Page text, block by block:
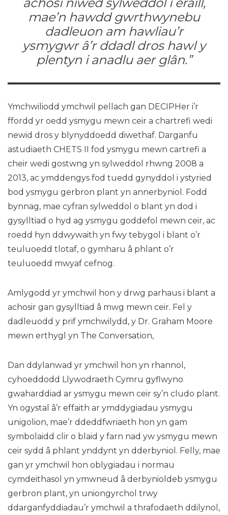
mae’n hawdd gwrthwynebu
dadleuon am hawliau’r
ysmygwr â’r ddadl dros hawl y
plentyn i anadlu aer glân.”
Ymchwiliodd ymchwil pellach gan DECIPHer i’r
ffordd yr oedd ysmygu mewn ceir a chartrefi wedi
newid dros y blynyddoedd diwethaf. Darganfu
astudiaeth CHETS II fod ysmygu mewn cartrefi a
cheir wedi gostwng yn sylweddol rhwng 2008 a
2013, ac ymddengys fod tuedd gynyddol i ystyried
bod ysmygu gerbron plant yn annerbyniol. Fodd
bynnag, mae cyfran sylweddol o blant yn dod i
gysylltiad o hyd ag ysmygu goddefol mewn ceir, ac
roedd hyn ddwywaith yn fwy tebygol i blant o’r
teuluoedd tlotaf, o gymharu â phlant o’r
teuluoedd mwyaf cefnog.
Amlygodd yr ymchwil hon y drwg parhaus i blant a
achosir gan gysylltiad â mwg mewn ceir. Fel y
dadleuodd y prif ymchwilydd, y Dr. Graham Moore
mewn erthygl yn The Conversation,
Dan ddylanwad yr ymchwil hon yn rhannol,
cyhoeddodd Llywodraeth Cymru gyflwyno
gwaharddiad ar ysmygu mewn ceir sy’n cludo plant.
Yn ogystal â’r effaith ar ymddygiadau ysmygu
unigolion, mae’r ddeddfwriaeth hon yn gam
symbolaidd clir o blaid y farn nad yw ysmygu mewn
ceir sydd â phlant ynddynt yn dderbyniol. Felly, mae
gan yr ymchwil hon oblygiadau i normau
cymdeithasol yn ymwneud â derbynioldeb ysmygu
gerbron plant, yn uniongyrchol trwy
ddarganfyddiadau’r ymchwil a thrafodaeth ddilynol,